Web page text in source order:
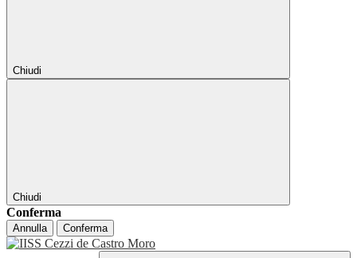
Chiudi
Chiudi
Conferma
Annulla Conferma